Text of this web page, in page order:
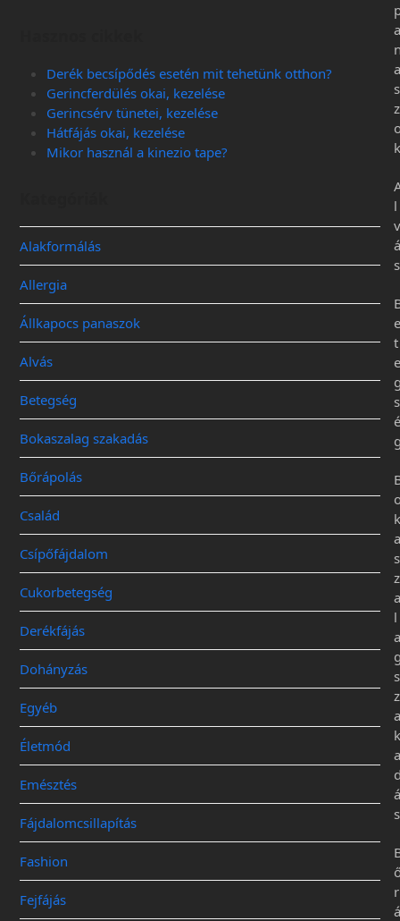
Derék becsípődés esetén mit tehetünk otthon?
Gerincferdülés okai, kezelése
Gerincsérv tünetei, kezelése
Hátfájás okai, kezelése
Mikor használ a kinezio tape?
Alakformálás
Allergia
Állkapocs panaszok
Alvás
Betegség
Bokaszalag szakadás
Bőrápolás
Család
Csípőfájdalom
Cukorbetegség
Derékfájás
Dohányzás
Egyéb
Életmód
Emésztés
Fájdalomcsillapítás
Fashion
Fejfájás
a
a
s
z
k
l
v
á
s
e
t
e
s
é
k
a
s
z
a
l
a
s
z
a
k
a
á
s
r
á